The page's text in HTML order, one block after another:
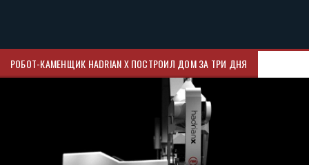
РОБОТ-КАМЕНЩИК HADRIAN X ПОСТРОИЛ ДОМ ЗА ТРИ ДНЯ